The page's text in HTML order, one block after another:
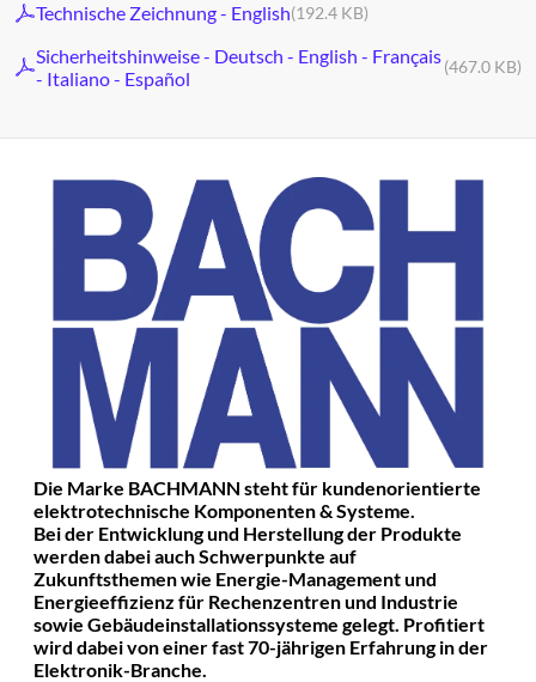
Technische Zeichnung - English(192.4 KB)
Sicherheitshinweise - Deutsch - English - Français
- Italiano - Español
(467.0 KB)
Die Marke BACHMANN steht für kundenorientierte
elektrotechnische Komponenten & Systeme.
Bei der Entwicklung und Herstellung der Produkte
werden dabei auch Schwerpunkte auf
Zukunftsthemen wie Energie-Management und
Energieeffizienz für Rechenzentren und Industrie
sowie Gebäudeinstallationssysteme gelegt. Profitiert
wird dabei von einer fast 70-jährigen Erfahrung in der
Elektronik-Branche.